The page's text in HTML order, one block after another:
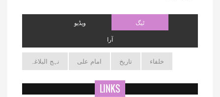
ٹیگ
ویڈیو
آرا
نہج البلاغہ امام علی تاریخ خلفاء
LINKS